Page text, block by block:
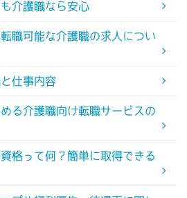
介護職なら安心
職可能な介護職の求人につい
仕事内容
る介護職向け転職サービスの
格って何？簡単に取得できる